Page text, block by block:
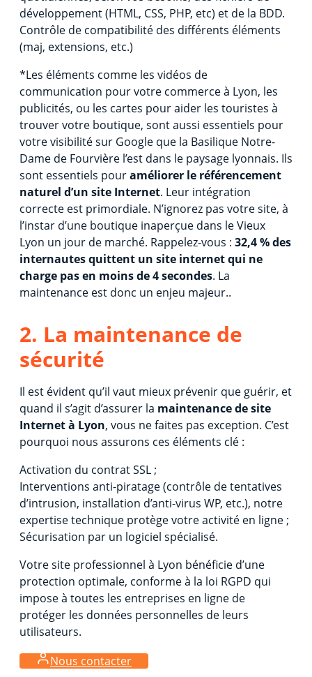
développement (HTML, CSS, PHP, etc) et de la BDD.
Contrôle de compatibilité des différents éléments
(maj, extensions, etc.)
*Les éléments comme les vidéos de
communication pour votre commerce à Lyon, les
publicités, ou les cartes pour aider les touristes à
trouver votre boutique, sont aussi essentiels pour
votre visibilité sur Google que la Basilique Notre-
Dame de Fourvière l’est dans le paysage lyonnais. Ils
sont essentiels pouraméliorer le référencement
naturel d’un site Internet. Leur intégration
correcte est primordiale. N’ignorez pas votre site, à
l’instar d’une boutique inaperçue dans le Vieux
Lyon un jour de marché. Rappelez-vous : 32,4 % des
internautes quittent un site internet qui ne
charge pas en moins de 4 secondes. La
maintenance est donc un enjeu majeur..
2. La maintenance de
sécurité
Il est évident qu’il vaut mieux prévenir que guérir, et
quand il s’agit d’assurer la maintenance de site
Internet à Lyon, vous ne faites pas exception. C’est
pourquoi nous assurons ces éléments clé :
Activation du contrat SSL ;
Interventions anti-piratage (contrôle de tentatives
d’intrusion, installation d’anti-virus WP, etc.), notre
expertise technique protège votre activité en ligne ;
Sécurisation par un logiciel spécialisé.
Votre site professionnel à Lyon bénéficie d’une
protection optimale, conforme à la loi RGPD qui
impose à toutes les entreprises en ligne de
protéger les données personnelles de leurs
utilisateurs.
Nous contacter